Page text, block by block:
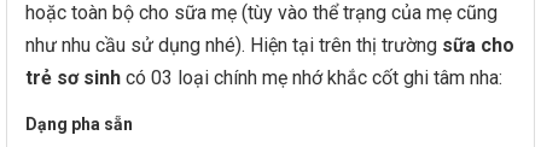
hoặc toàn bộ cho sữa mẹ (tùy vào thể trạng của mẹ cũng
như nhu cầu sử dụng nhé). Hiện tại trên thị trường sữa cho
trẻ sơ sinh có 03 loại chính mẹ nhớ khắc cốt ghi tâm nha:
Dạng pha sẵn